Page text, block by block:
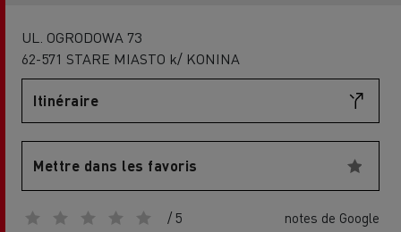
UL. OGRODOWA 73
62-571 STARE MIASTO k/ KONINA
Itinéraire
Mettre dans les favoris
/ 5 notes de Google